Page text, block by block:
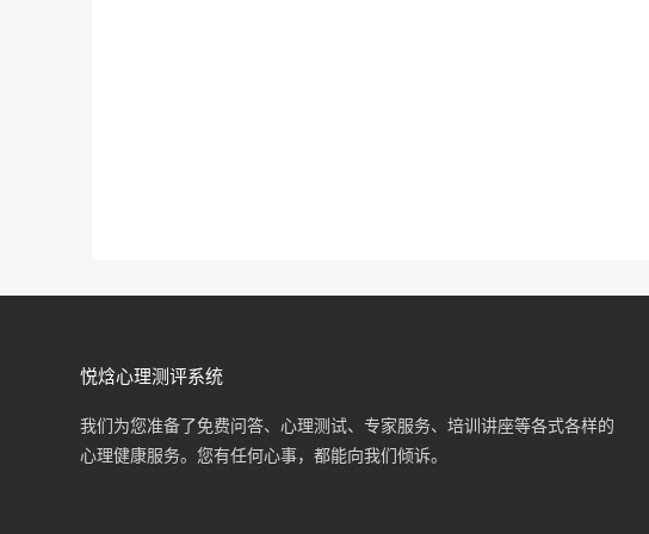
悦焓心理测评系统
我们为您准备了免费问答、心理测试、专家服务、培训讲座等各式各样的
心理健康服务。您有任何心事，都能向我们倾诉。